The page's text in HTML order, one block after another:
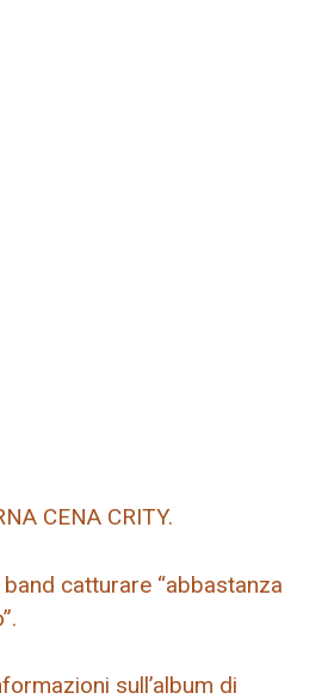
CENA CRITY.
catturare “abbastanza
sull’album di